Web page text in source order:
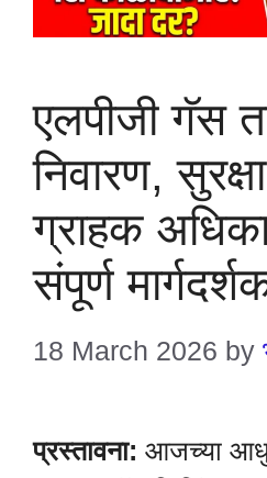
एलपीजी गॅस
निवारण,
ग्राहक
संपूर्ण
18 March 2026 by
प्रस्तावना: आजच्या